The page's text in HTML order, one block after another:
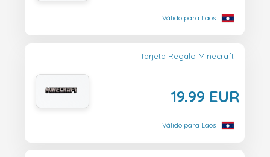
Válido para Laos
Tarjeta Regalo Minecraft
19.99 EUR
Válido para Laos